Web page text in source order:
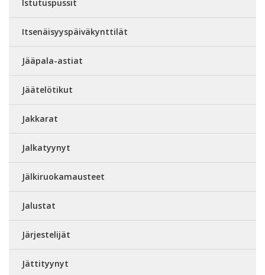
Istutuspussit
Itsenäisyyspäiväkynttilät
Jääpala-astiat
Jäätelötikut
Jakkarat
Jalkatyynyt
Jälkiruokamausteet
Jalustat
Järjestelijät
Jättityynyt